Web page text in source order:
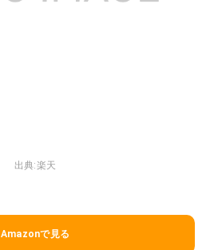
出典:楽天
Amazonで見る